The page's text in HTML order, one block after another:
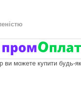
ви можете купити будь-